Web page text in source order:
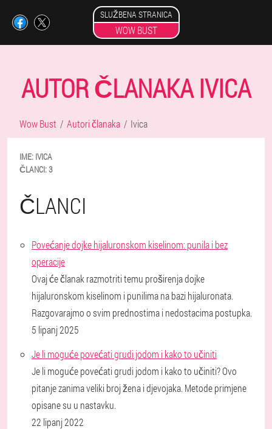
SLUŽBENA STRANICA
WOW BUST
AUTOR ČLANAKA IVICA
Wow Bust Autori članaka Ivica
IME: IVICA
ČLANCI:3
ČLANCI
Povećanje dojke hijaluronskom kiselinom: punila i bez
operacije
Ovaj će članak razmotriti temu proširenja dojke
hijaluronskom kiselinom i punilima na bazi hijaluronata.
Razgovarajmo o svim prednostima i nedostacima postupka.
5 lipanj 2025
Je li moguće povećati grudi jodom i kako to učiniti
Je li moguće povećati grudi jodom i kako to učiniti? Ovo
pitanje zanima veliki broj žena i djevojaka. Metode primjene
opisane su u nastavku.
22 lipanj 2022